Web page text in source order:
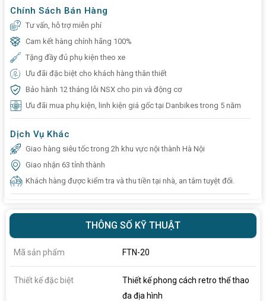
Chính Sách Bán Hàng
Tư vấn, hỗ trợ miễn phí
Cam kết hàng chính hãng 100%
Tặng đầy đủ phụ kiện theo xe
Ưu đãi đặc biệt cho khách hàng thân thiết
Bảo hành 12 tháng lỗi NSX cho pin và động cơ
Ưu đãi mua phụ kiện, linh kiện giá gốc tại Danbikes trong 5 năm
Dịch Vụ Khác
Giao hàng siêu tốc trong 2h khu vực nội thành Hà Nội
Giao nhận 63 tỉnh thành
Khách hàng được kiểm tra và thu tiền tại nhà, an tâm tuyệt đối.
THÔNG SỐ KỸ THUẬT
Mã sản phẩm FTN-20
Thiết kế đặc biệt
Thiết kế phong cách retro thể thao
đa địa hình